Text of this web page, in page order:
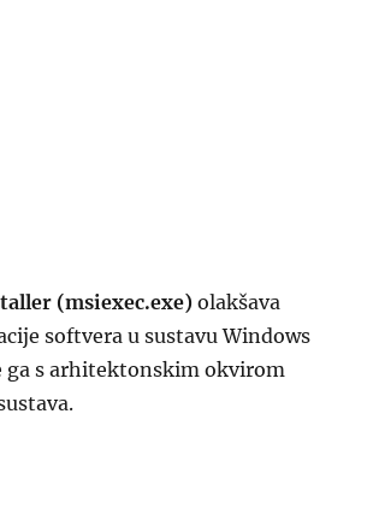
(msiexec.exe)olakšava
softvera u sustavu Windows
ga s arhitektonskim okvirom